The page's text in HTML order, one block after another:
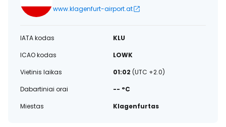
www.klagenfurt-airport.at
IATA kodas
KLU
ICAO kodas
LOWK
Vietinis laikas
01:02 (UTC +2.0)
Dabartiniai orai
-- °C
Miestas
Klagenfurtas